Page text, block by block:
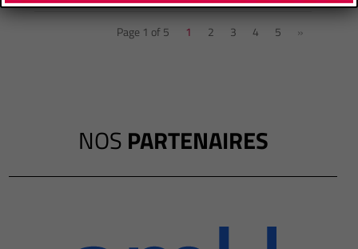
Page 1 of 5 1 2 3 4 5 »
NOS PARTENAIRES